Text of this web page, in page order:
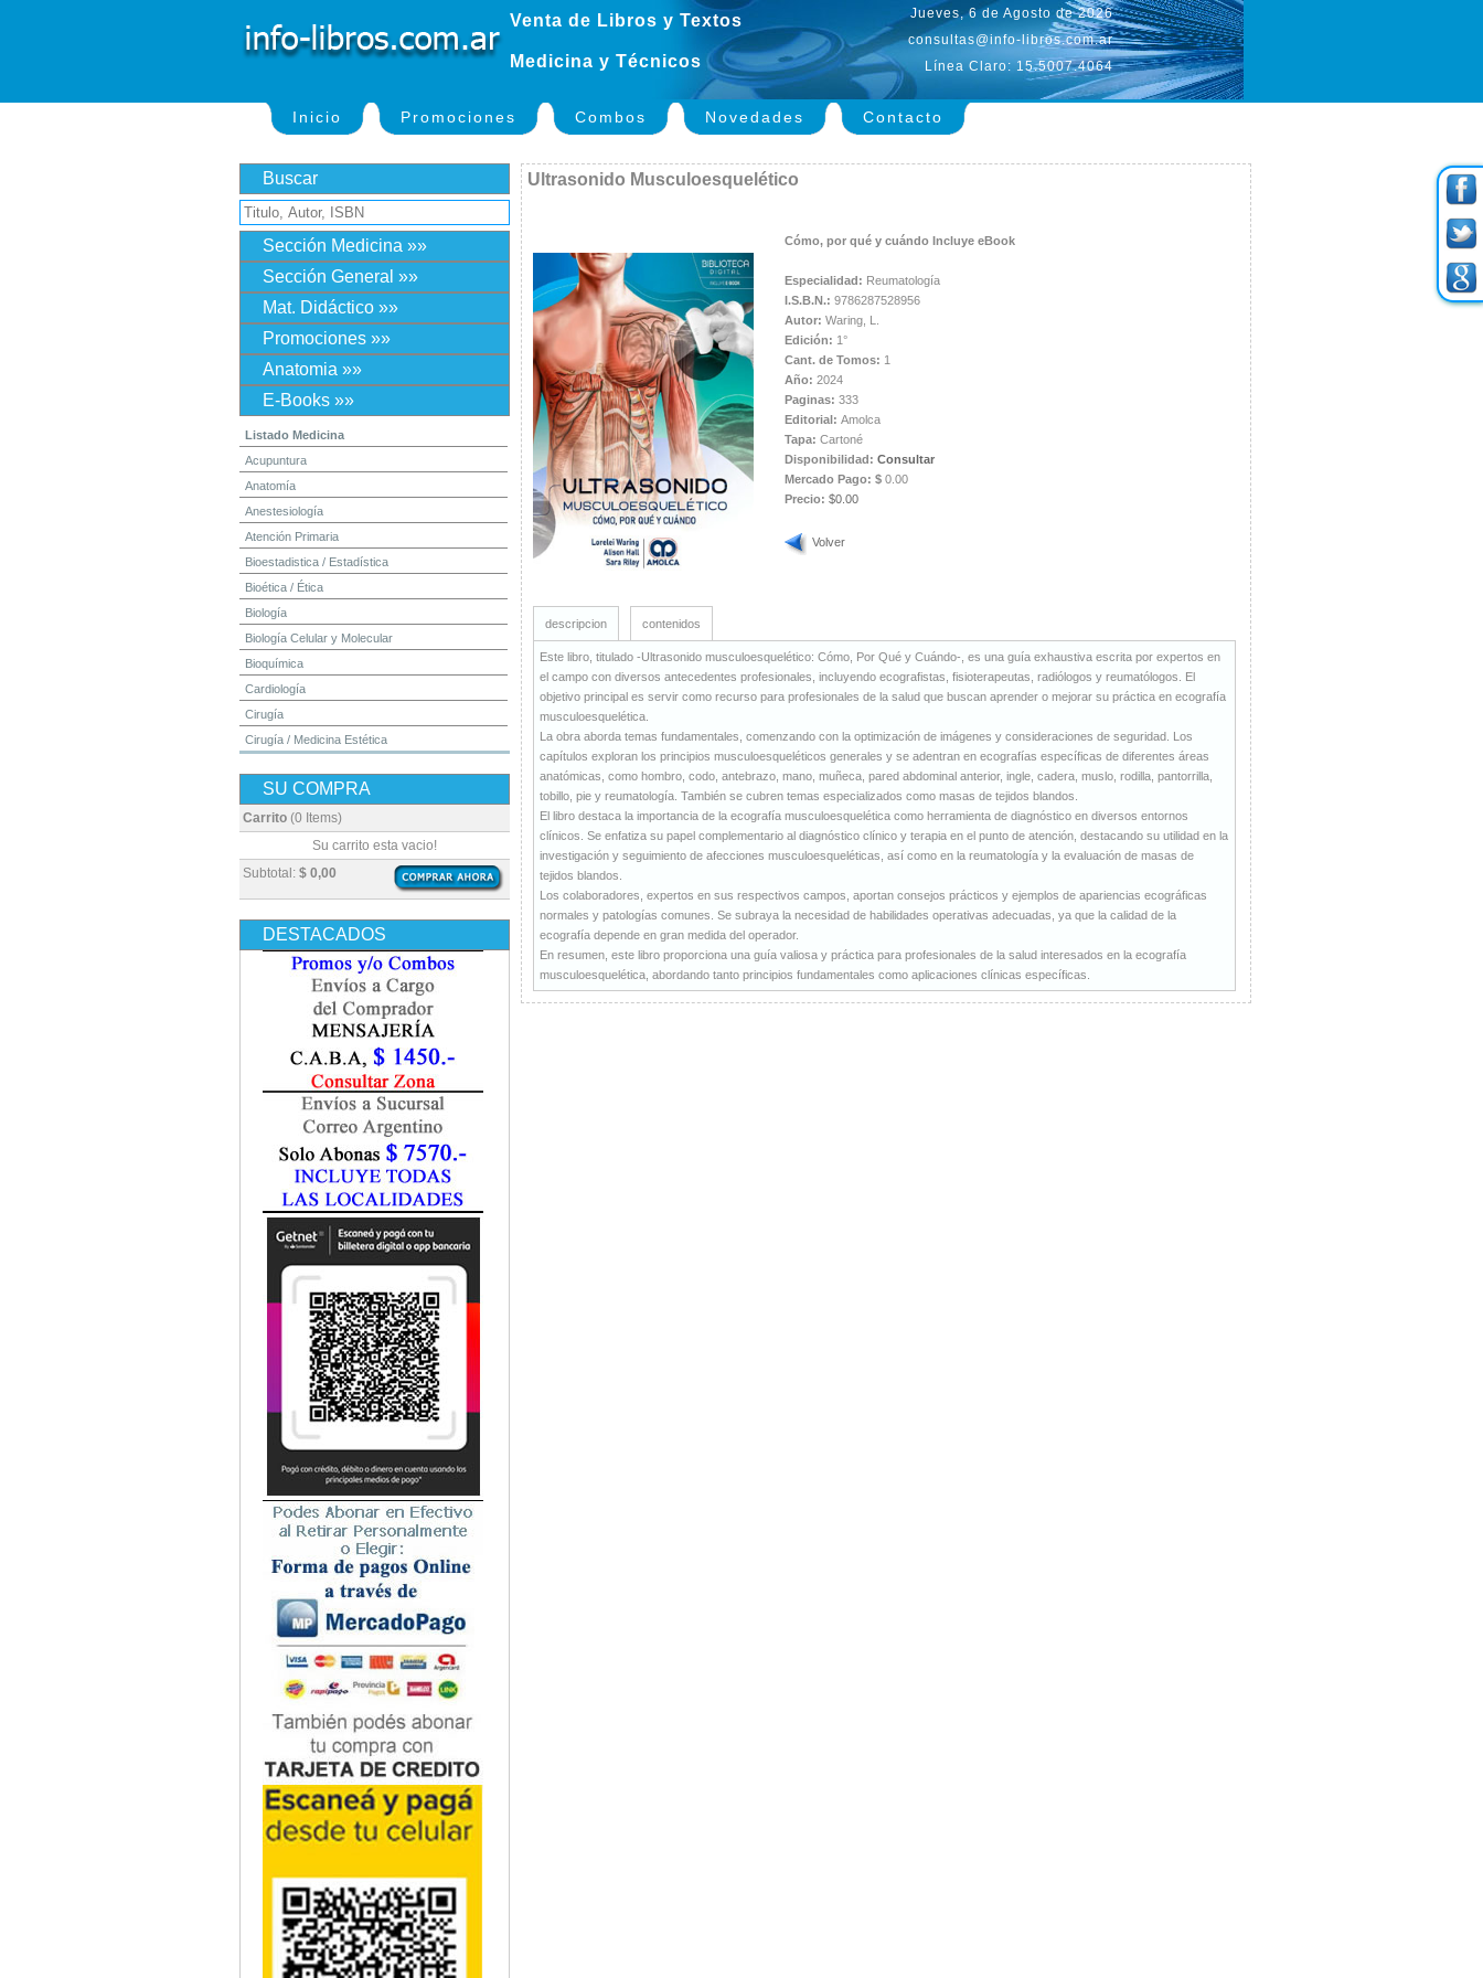
Venta de Libros y Textos
Medicina y Técnicos
Jueves, 6 de Agosto de 2026
consultas@info-libros.com.ar
Línea Claro: 15.5007.4064
Inicio Promociones Combos Novedades Contacto
Buscar
Sección Medicina »»
Sección General »»
Mat. Didáctico »»
Promociones »»
Anatomia »»
E-Books »»
Listado Medicina
Acupuntura
Anatomía
Anestesiología
Atención Primaria
Bioestadistica / Estadística
Bioética / Ética
Biología
Biología Celular y Molecular
Bioquímica
Cardiología
Cirugía
Cirugía / Medicina Estética
Dermatología
Diagnóstico por Imagen / Radiología
Embriología
Enfermería
Epidemiología
Farmacia / Farmacología
Fisiatría / Kinesiología
Fisiología / Fisiopatología
Fonoaudiología
Gastroenterología
Geriatría
Ginecología / Obstetricia
Hematología
Histología
Homeopatía
Infectología
Inmunología
Instrumentación Quirurgica
Medicina del Deporte / Rehabilitación
Medicina Emergencias / Urgencias
Medicina Forense / Legal
Medicina General
Medicina Interna
Microbiología
Nefrología
Neonatología / Pediatría
Neumología
Neuroanatomía / Neurociencia
Neurocirugía
Neurología
Nutrición
Odontología
Oftalmología
Oncología / Cuidados Paliativos
Ortopedía / Traumatología
Osteopatía
Otorrinolaringología
Podología
Psicología
Psiquiatría
Química
SU COMPRA
Carrito (0 Items)
Subtotal: $ 0,00
Su carrito esta vacio!
DESTACADOS
Ultrasonido Musculoesquelético
Cómo, por qué y cuándo Incluye eBook
Especialidad: Reumatología
I.S.B.N.: 9786287528956
Autor: Waring, L.
Edición: 1°
Cant. de Tomos: 1
Año: 2024
Paginas: 333
Editorial: Amolca
Tapa: Cartoné
Disponibilidad: Consultar
Mercado Pago: $ 0.00
Precio: $0.00
Volver
descripcion contenidos
Este libro, titulado -Ultrasonido musculoesquelético: Cómo, Por Qué y Cuándo-, es una guía exhaustiva escrita por expertos en
el campo con diversos antecedentes profesionales, incluyendo ecografistas, fisioterapeutas, radiólogos y reumatólogos. El
objetivo principal es servir como recurso para profesionales de la salud que buscan aprender o mejorar su práctica en ecografía
musculoesquelética.
La obra aborda temas fundamentales, comenzando con la optimización de imágenes y consideraciones de seguridad. Los
capítulos exploran los principios musculoesqueléticos generales y se adentran en ecografías específicas de diferentes áreas
anatómicas, como hombro, codo, antebrazo, mano, muñeca, pared abdominal anterior, ingle, cadera, muslo, rodilla, pantorrilla,
tobillo, pie y reumatología. También se cubren temas especializados como masas de tejidos blandos.
El libro destaca la importancia de la ecografía musculoesquelética como herramienta de diagnóstico en diversos entornos
clínicos. Se enfatiza su papel complementario al diagnóstico clínico y terapia en el punto de atención, destacando su utilidad en la
investigación y seguimiento de afecciones musculoesqueléticas, así como en la reumatología y la evaluación de masas de
tejidos blandos.
Los colaboradores, expertos en sus respectivos campos, aportan consejos prácticos y ejemplos de apariencias ecográficas
normales y patologías comunes. Se subraya la necesidad de habilidades operativas adecuadas, ya que la calidad de la
ecografía depende en gran medida del operador.
En resumen, este libro proporciona una guía valiosa y práctica para profesionales de la salud interesados en la ecografía
musculoesquelética, abordando tanto principios fundamentales como aplicaciones clínicas específicas.